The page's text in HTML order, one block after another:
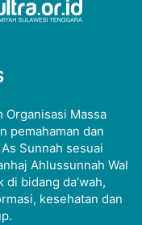
Organisasi Massa
pemahaman dan
Sunnah sesuai
Ahlussunnah Wal
bidang da’wah,
kesehatan dan